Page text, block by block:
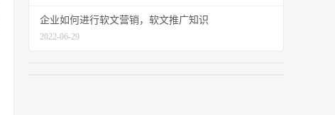
企业如何进行软文营销，软文推广知识
2022-06-29